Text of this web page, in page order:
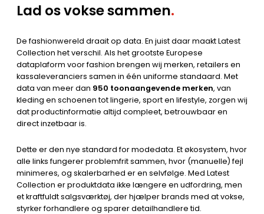
Lad os vokse sammen.
De fashionwereld draait op data. En juist daar maakt Latest
Collection het verschil. Als het grootste Europese
dataplaform voor fashion brengen wij merken, retailers en
kassaleveranciers samen in één uniforme standaard. Met
data van meer dan 950 toonaangevende merken, van
kleding en schoenen tot lingerie, sport en lifestyle, zorgen wij
dat productinformatie altijd compleet, betrouwbaar en
direct inzetbaar is.
Dette er den nye standard for modedata. Et økosystem, hvor
alle links fungerer problemfrit sammen, hvor (manuelle) fejl
minimeres, og skalerbarhed er en selvfølge. Med Latest
Collection er produktdata ikke længere en udfordring, men
et kraftfuldt salgsværktøj, der hjælper brands med at vokse,
styrker forhandlere og sparer detailhandlere tid.